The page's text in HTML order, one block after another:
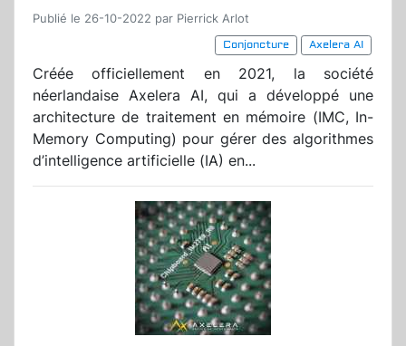
Publié le 26-10-2022 par Pierrick Arlot
Conjoncture
Axelera AI
Créée officiellement en 2021, la société
néerlandaise Axelera AI, qui a développé une
architecture de traitement en mémoire (IMC, In-
Memory Computing) pour gérer des algorithmes
d’intelligence artificielle (IA) en...